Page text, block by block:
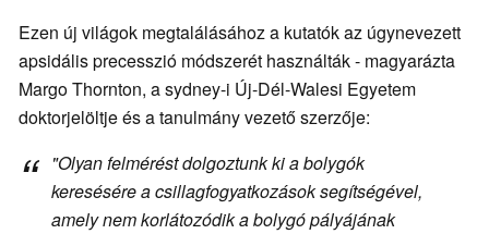
Ezen új világok megtalálásához a kutatók az úgynevezett
apsidális precesszió módszerét használták - magyarázta
Margo Thornton, a sydney-i Új-Dél-Walesi Egyetem
doktorjelöltje és a tanulmány vezető szerzője:
"Olyan felmérést dolgoztunk ki a bolygók
keresésére a csillagfogyatkozások segítségével,
amely nem korlátozódik a bolygó pályájának